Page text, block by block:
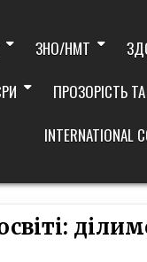
ЗНО/НМТ
ПРОЗОРІСТЬ
INTERNATIONAL